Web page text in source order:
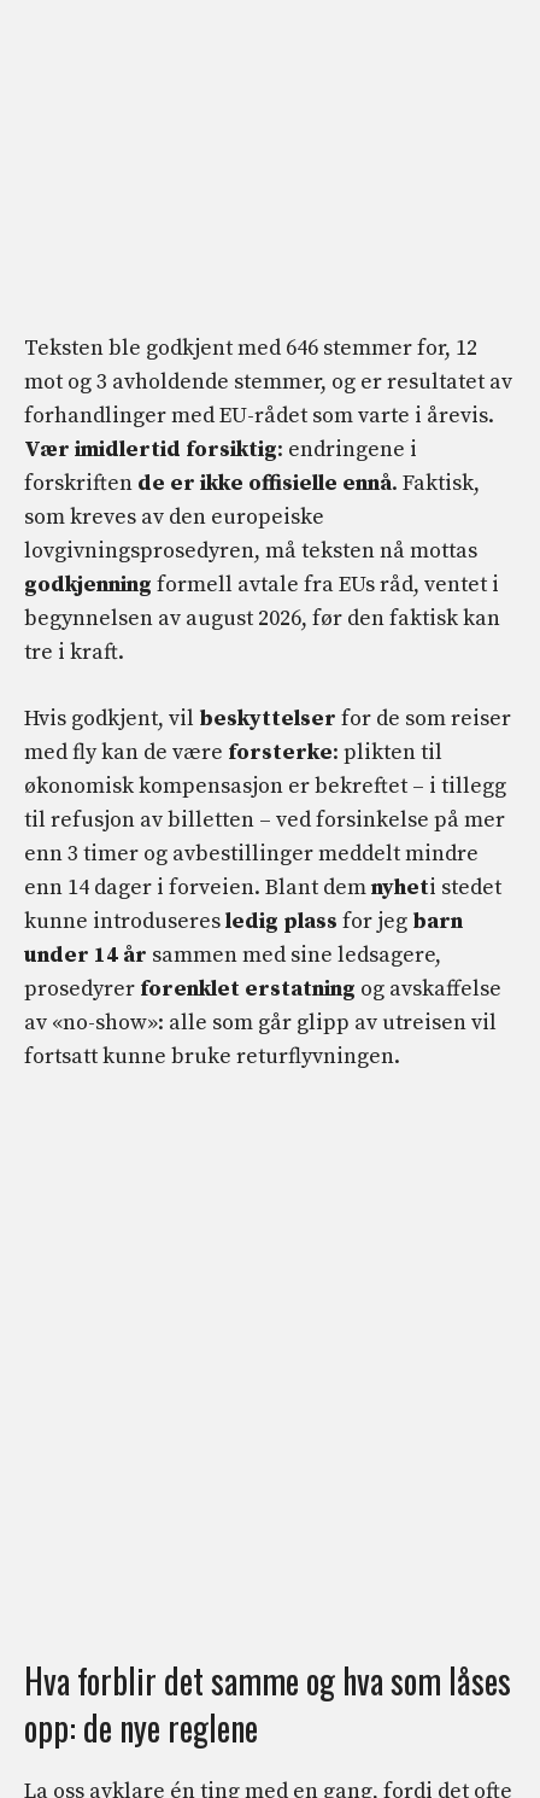
Teksten ble godkjent med 646 stemmer for, 12
mot og 3 avholdende stemmer, og er resultatet av
forhandlinger med EU-rådet som varte i årevis.
Vær imidlertid forsiktig: endringene i
forskriften de er ikke offisielle ennå. Faktisk,
som kreves av den europeiske
lovgivningsprosedyren, må teksten nå mottas
godkjenning formell avtale fra EUs råd, ventet i
begynnelsen av august 2026, før den faktisk kan
tre i kraft.
Hvis godkjent, vil beskyttelser for de som reiser
med fly kan de være forsterke: plikten til
økonomisk kompensasjon er bekreftet – i tillegg
til refusjon av billetten – ved forsinkelse på mer
enn 3 timer og avbestillinger meddelt mindre
enn 14 dager i forveien. Blant demnyheti stedet
kunne introduseresledig plass for jeg barn
under 14 år sammen med sine ledsagere,
prosedyrer forenklet erstatning og avskaffelse
av «no-show»: alle som går glipp av utreisen vil
fortsatt kunne bruke returflyvningen.
Hva forblir det samme og hva som låses
opp: de nye reglene
La oss avklare én ting med en gang, fordi det ofte